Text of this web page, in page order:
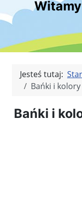
Jesteś tutaj:
Bańki i kolory
Bańki i